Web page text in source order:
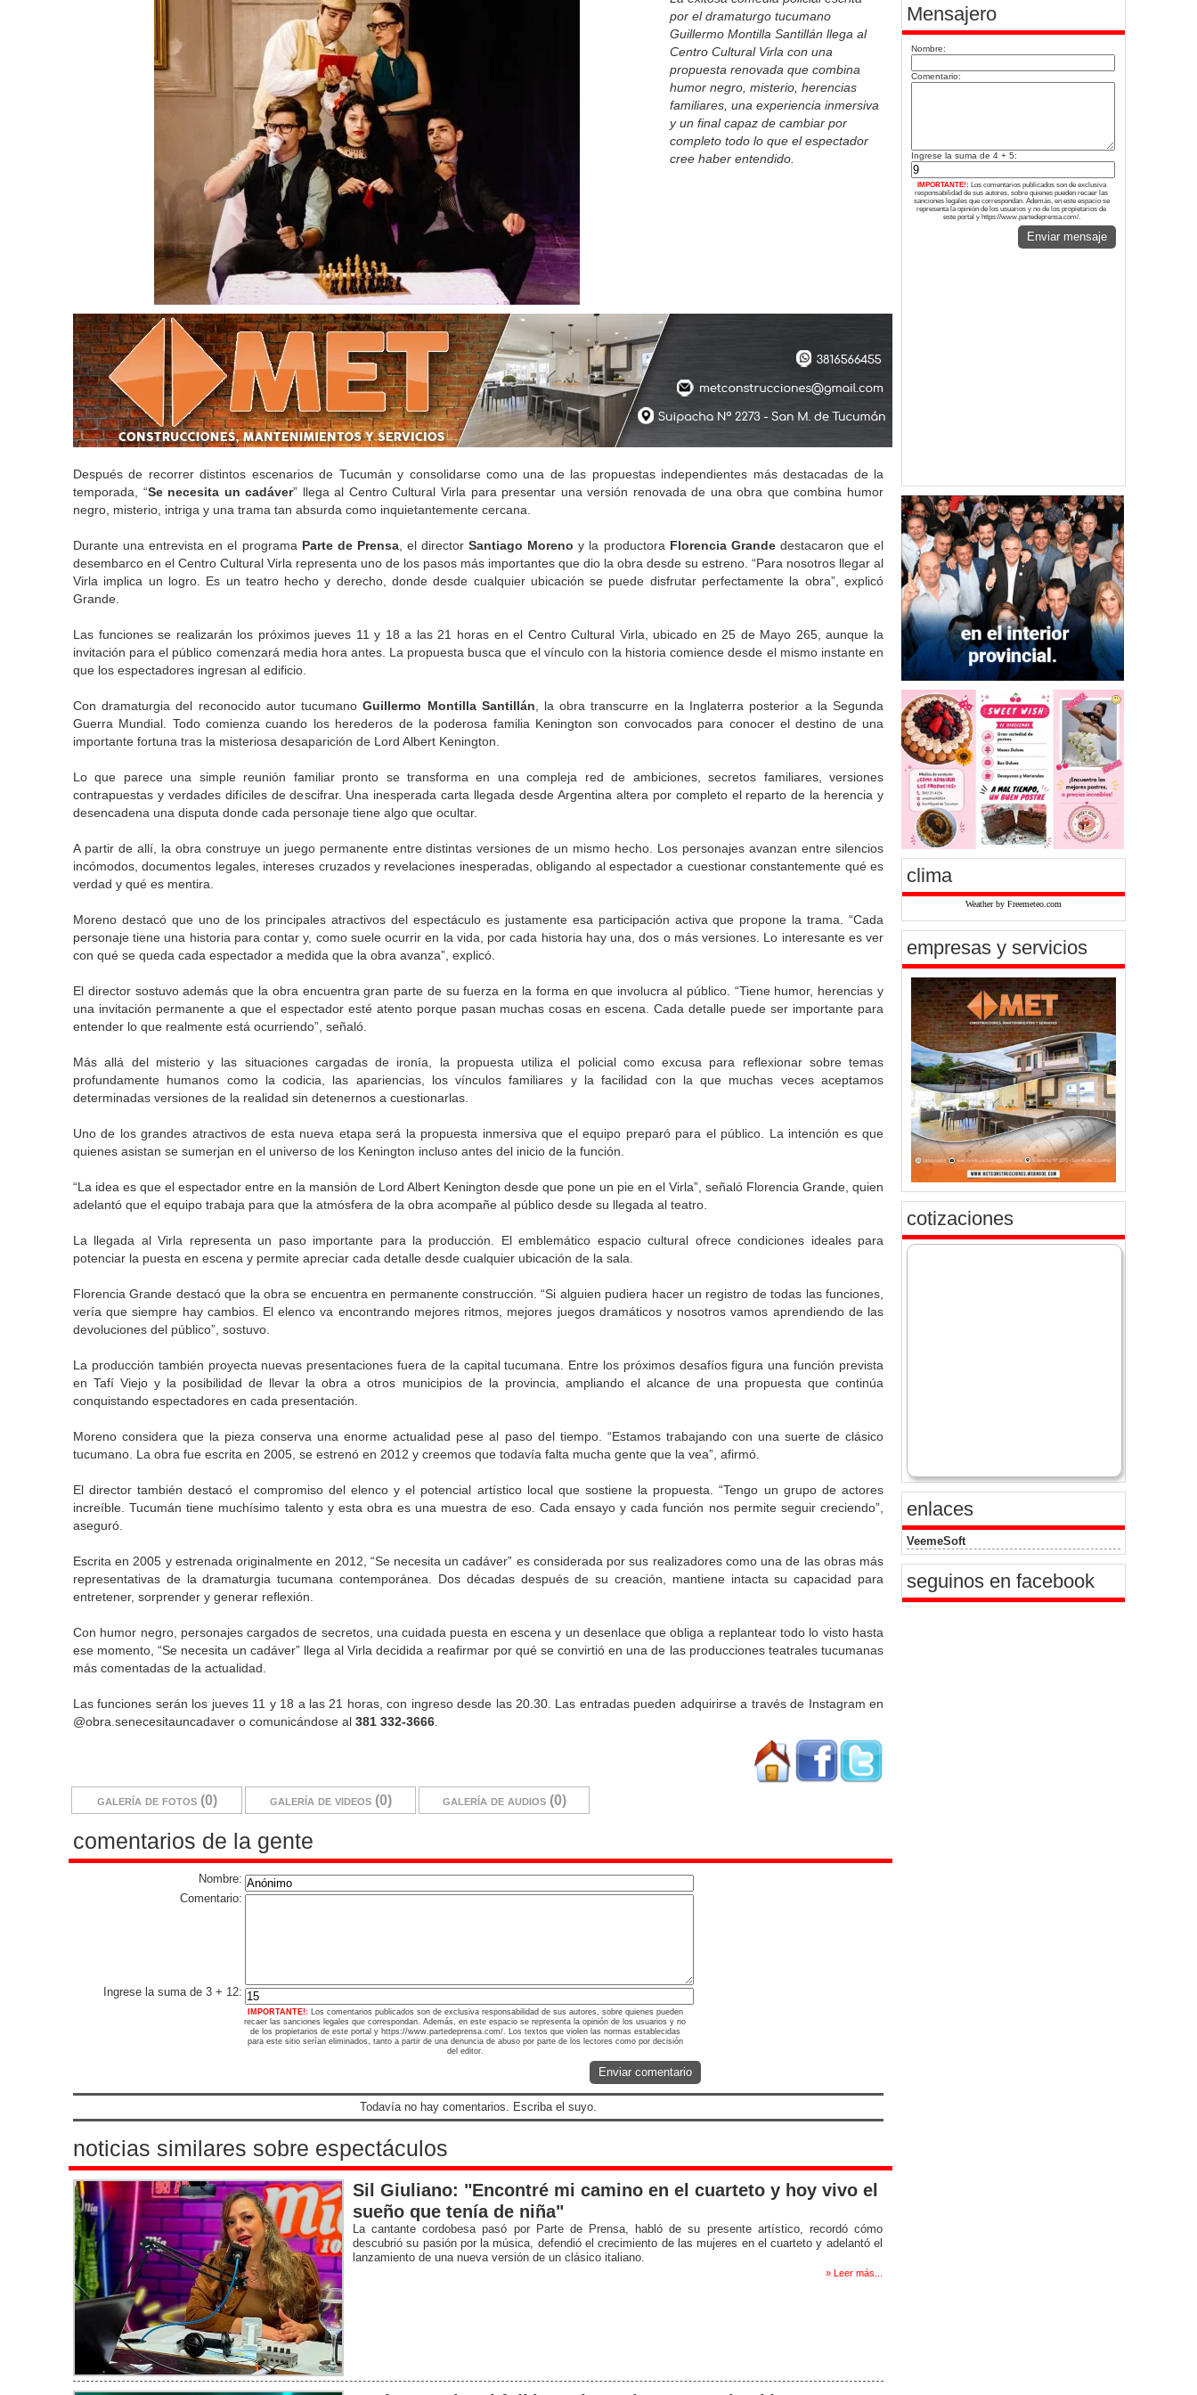
por el dramaturgo tucumano
Guillermo Montilla Santillán llega al
Centro Cultural Virla con una
propuesta renovada que combina
humor negro, misterio, herencias
familiares, una experiencia inmersiva
y un final capaz de cambiar por
completo todo lo que el espectador
cree haber entendido.
Después de recorrer distintos escenarios de Tucumán y consolidarse como una de las propuestas independientes más destacadas de la
temporada, “Se necesita un cadáver” llega al Centro Cultural Virla para presentar una versión renovada de una obra que combina humor
negro, misterio, intriga y una trama tan absurda como inquietantemente cercana.
Durante una entrevista en el programa Parte de Prensa, el directorSantiago Moreno y la productora Florencia Grande destacaron que el
desembarco en el Centro Cultural Virla representa uno de los pasos más importantes que dio la obra desde su estreno. “Para nosotros llegar al
Virla implica un logro. Es un teatro hecho y derecho, donde desde cualquier ubicación se puede disfrutar perfectamente la obra”, explicó
Grande.
Las funciones se realizarán los próximos jueves 11 y 18 a las 21 horas en el Centro Cultural Virla, ubicado en 25 de Mayo 265, aunque la
invitación para el público comenzará media hora antes. La propuesta busca que el vínculo con la historia comience desde el mismo instante en
que los espectadores ingresan al edificio.
Con dramaturgia del reconocido autor tucumanoGuillermo Montilla Santillán , la obra transcurre en la Inglaterra posterior a la Segunda
Guerra Mundial. Todo comienza cuando los herederos de la poderosa familia Kenington son convocados para conocer el destino de una
importante fortuna tras la misteriosa desaparición de Lord Albert Kenington.
Lo que parece una simple reunión familiar pronto se transforma en una compleja red de ambiciones, secretos familiares, versiones
contrapuestas y verdades difíciles de descifrar. Una inesperada carta llegada desde Argentina altera por completo el reparto de la herencia y
desencadena una disputa donde cada personaje tiene algo que ocultar.
A partir de allí, la obra construye un juego permanente entre distintas versiones de un mismo hecho. Los personajes avanzan entre silencios
incómodos, documentos legales, intereses cruzados y revelaciones inesperadas, obligando al espectador a cuestionar constantemente qué es
verdad y qué es mentira.
Moreno destacó que uno de los principales atractivos del espectáculo es justamente esa participación activa que propone la trama. “Cada
personaje tiene una historia para contar y, como suele ocurrir en la vida, por cada historia hay una, dos o más versiones. Lo interesante es ver
con qué se queda cada espectador a medida que la obra avanza”, explicó.
El director sostuvo además que la obra encuentra gran parte de su fuerza en la forma en que involucra al público. “Tiene humor, herencias y
una invitación permanente a que el espectador esté atento porque pasan muchas cosas en escena. Cada detalle puede ser importante para
entender lo que realmente está ocurriendo”, señaló.
Más allá del misterio y las situaciones cargadas de ironía, la propuesta utiliza el policial como excusa para reflexionar sobre temas
profundamente humanos como la codicia, las apariencias, los vínculos familiares y la facilidad con la que muchas veces aceptamos
determinadas versiones de la realidad sin detenernos a cuestionarlas.
Uno de los grandes atractivos de esta nueva etapa será la propuesta inmersiva que el equipo preparó para el público. La intención es que
quienes asistan se sumerjan en el universo de los Kenington incluso antes del inicio de la función.
“La idea es que el espectador entre en la mansión de Lord Albert Kenington desde que pone un pie en el Virla”, señaló Florencia Grande, quien
adelantó que el equipo trabaja para que la atmósfera de la obra acompañe al público desde su llegada al teatro.
La llegada al Virla representa un paso importante para la producción. El emblemático espacio cultural ofrece condiciones ideales para
potenciar la puesta en escena y permite apreciar cada detalle desde cualquier ubicación de la sala.
Florencia Grande destacó que la obra se encuentra en permanente construcción. “Si alguien pudiera hacer un registro de todas las funciones,
vería que siempre hay cambios. El elenco va encontrando mejores ritmos, mejores juegos dramáticos y nosotros vamos aprendiendo de las
devoluciones del público”, sostuvo.
La producción también proyecta nuevas presentaciones fuera de la capital tucumana. Entre los próximos desafíos figura una función prevista
en Tafí Viejo y la posibilidad de llevar la obra a otros municipios de la provincia, ampliando el alcance de una propuesta que continúa
conquistando espectadores en cada presentación.
Moreno considera que la pieza conserva una enorme actualidad pese al paso del tiempo. “Estamos trabajando con una suerte de clásico
tucumano. La obra fue escrita en 2005, se estrenó en 2012 y creemos que todavía falta mucha gente que la vea”, afirmó.
El director también destacó el compromiso del elenco y el potencial artístico local que sostiene la propuesta. “Tengo un grupo de actores
increíble. Tucumán tiene muchísimo talento y esta obra es una muestra de eso. Cada ensayo y cada función nos permite seguir creciendo”,
aseguró.
Escrita en 2005 y estrenada originalmente en 2012, “Se necesita un cadáver” es considerada por sus realizadores como una de las obras más
representativas de la dramaturgia tucumana contemporánea. Dos décadas después de su creación, mantiene intacta su capacidad para
entretener, sorprender y generar reflexión.
Con humor negro, personajes cargados de secretos, una cuidada puesta en escena y un desenlace que obliga a replantear todo lo visto hasta
ese momento, “Se necesita un cadáver” llega al Virla decidida a reafirmar por qué se convirtió en una de las producciones teatrales tucumanas
más comentadas de la actualidad.
Las funciones serán los jueves 11 y 18 a las 21 horas, con ingreso desde las 20.30. Las entradas pueden adquirirse a través de Instagram en
@obra.senecesitauncadaver o comunicándose al 381 332-3666
galería de fotos (0) galería de videos (0) galería de audios (0)
comentarios de la gente
Nombre:
Comentario:
Ingrese la suma de 3 + 12:
IMPORTANTE!: Los comentarios publicados son de exclusiva responsabilidad de sus autores, sobre quienes pueden
recaer las sanciones legales que correspondan. Además, en este espacio se representa la opinión de los usuarios y no
de los propietarios de este portal y https://www.partedeprensa.com/. Los textos que violen las normas establecidas
para este sitio serían eliminados, tanto a partir de una denuncia de abuso por parte de los lectores como por decisión
del editor.
Enviar comentario
Todavía no hay comentarios. Escriba el suyo.
noticias similares sobre espectáculos
Sil Giuliano: "Encontré mi camino en el cuarteto y hoy vivo el
sueño que tenía de niña"
La cantante cordobesa pasó por Parte de Prensa, habló de su presente artístico, recordó cómo
descubrió su pasión por la música, defendió el crecimiento de las mujeres en el cuarteto y adelantó el
lanzamiento de una nueva versión de un clásico italiano.
» Leer más...
Mensajero
Nombre:
Comentario:
Ingrese la suma de 4 + 5:
IMPORTANTE!: Los comentarios publicados son de exclusiva
responsabilidad de sus autores, sobre quienes pueden recaer las
sanciones legales que correspondan. Además, en este espacio se
representa la opinión de los usuarios y no de los propietarios de
este portal y https://www.partedeprensa.com/.
Enviar mensaje
clima
Weather by Freemeteo.com
empresas y servicios
cotizaciones
enlaces
VeemeSoft
seguinos en facebook